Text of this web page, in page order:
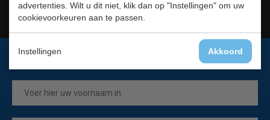
advertenties. Wilt u dit niet, klik dan op "Instellingen" om uw
cookievoorkeuren aan te passen.
Instellingen Akkoord
Retour, teruggavebeleid en
Contact
Aanmelden voor de nieuwsbrief